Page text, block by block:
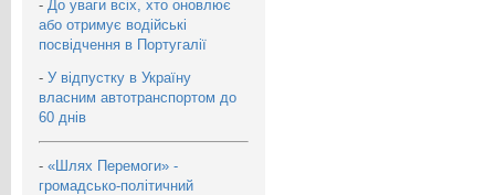
- До уваги всіх, хто оновлює
або отримує водійські
посвідчення в Португалії
- У відпустку в Україну
власним автотранспортом до
60 днів
- «Шлях Перемоги» -
громадсько-політичний